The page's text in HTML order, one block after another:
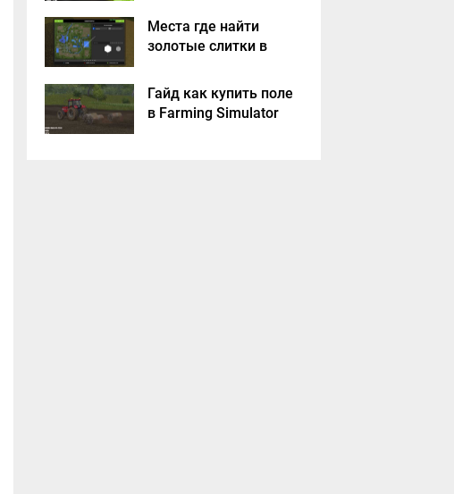
Места где найти
золотые слитки в
2017?
Гайд как купить поле
в Farming Simulator